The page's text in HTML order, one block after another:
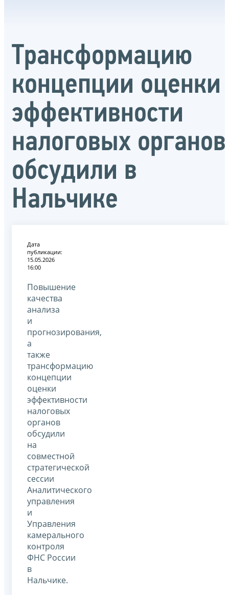
Трансформацию
концепции оценки
эффективности
налоговых органов
обсудили в
Нальчике
Дата
публикации:
15.05.2026
16:00
Повышение
качества
анализа
и
прогнозирования,
а
также
трансформацию
концепции
оценки
эффективности
налоговых
органов
обсудили
на
совместной
стратегической
сессии
Аналитического
управления
и
Управления
камерального
контроля
ФНС России
в
Нальчике.